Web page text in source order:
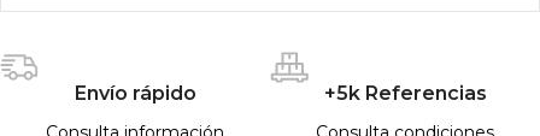
Envío rápido +5k Referencias